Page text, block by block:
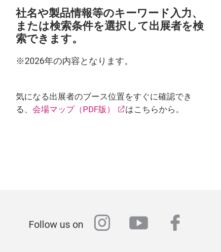
社名や製品情報等のキーワード入力、
または検索条件を選択して出展者を検
索できます。
※2026年の内容となります。
気になる出展者のブース位置をすぐに確認でき
る、 会場マップ（PDF版） はこちらから。
Follow us on instagram
youtube